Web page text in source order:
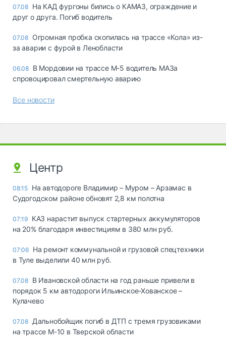
07.08 На КАД фургоны бились о КАМАЗ, ограждение и
друг о друга. Погиб водитель
07.08 Огромная пробка скопилась на трассе «Кола» из-
за аварии с фурой в Ленобласти
06.08 В Мордовии на трассе М-5 водитель МАЗа
спровоцировал смертельную аварию
Все новости
Центр
08:15 На автодороге Владимир – Муром – Арзамас в
Судогодском районе обновят 2,8 км полотна
07:19 КАЗ нарастит выпуск стартерных аккумуляторов
на 20% благодаря инвестициям в 380 млн руб.
07:06 На ремонт коммунальной и грузовой спецтехники
в Туле выделили 40 млн руб.
07.08 В Ивановской области на год раньше привели в
порядок 5 км автодороги Ильинское-Хованское –
Кулачево
07.08 Дальнобойщик погиб в ДТП с тремя грузовиками
на трассе М-10 в Тверской области